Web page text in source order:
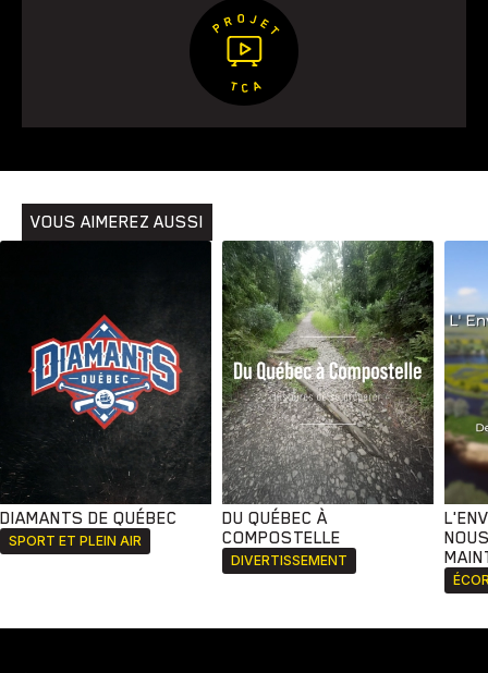
VOUS AIMEREZ AUSSI
DIAMANTS DE QUÉBEC
SPORT ET PLEIN AIR
DU QUÉBEC À
COMPOSTELLE
DIVERTISSEMENT